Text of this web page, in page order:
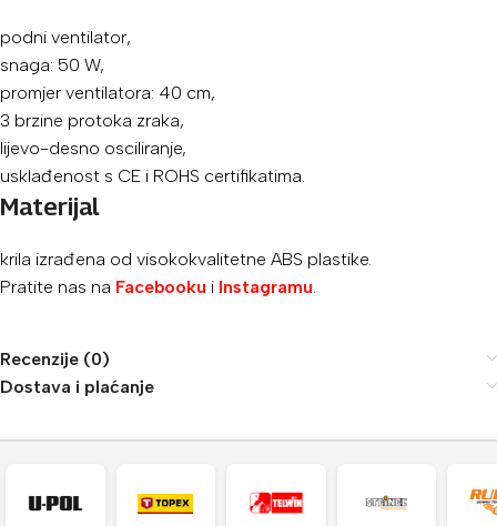
podni ventilator,
snaga: 50 W,
promjer ventilatora: 40 cm,
3 brzine protoka zraka,
lijevo-desno osciliranje,
usklađenost s CE i ROHS certifikatima.
Materijal
krila izrađena od visokokvalitetne ABS plastike.
Pratite nas na Facebooku i Instagramu
Recenzije (0)
Dostava i plaćanje